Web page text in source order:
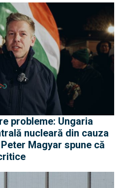
probleme: Ungaria
nucleară din cauza
Magyar spune că